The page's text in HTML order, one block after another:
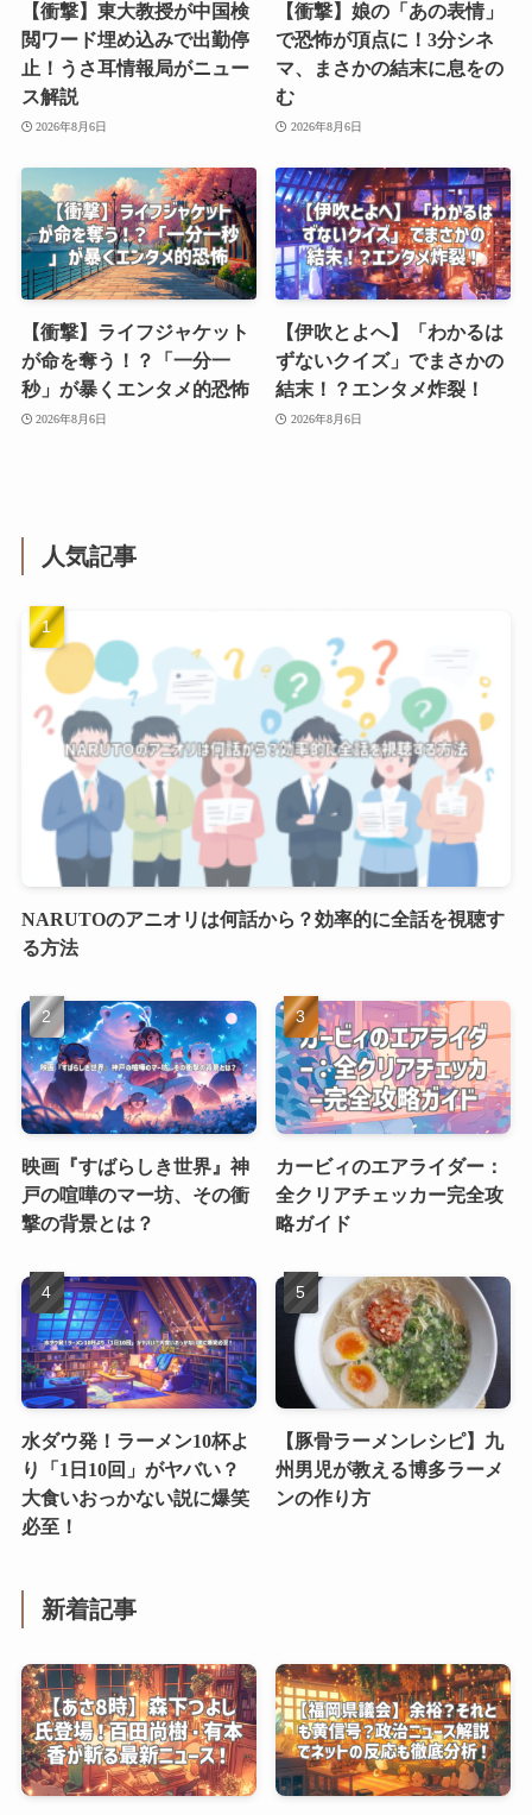
【衝撃】東大教授が中国検
閲ワード埋め込みで出勤停
止！うさ耳情報局がニュー
ス解説
2026年8月6日
【衝撃】娘の「あの表情」
で恐怖が頂点に！3分シネ
マ、まさかの結末に息をの
む
2026年8月6日
【衝撃】ライフジャケット
が命を奪う！？「一分一
秒」が暴くエンタメ的恐怖
2026年8月6日
【伊吹とよへ】「わかるは
ずないクイズ」でまさかの
結末！？エンタメ炸裂！
2026年8月6日
人気記事
NARUTOのアニオリは何話から？効率的に全話を視聴す
る方法
映画『すばらしき世界』神
戸の喧嘩のマー坊、その衝
撃の背景とは？
カービィのエアライダー：
全クリアチェッカー完全攻
略ガイド
水ダウ発！ラーメン10杯よ
り「1日10回」がヤバい？
大食いおっかない説に爆笑
必至！
【豚骨ラーメンレシピ】九
州男児が教える博多ラーメ
ンの作り方
新着記事